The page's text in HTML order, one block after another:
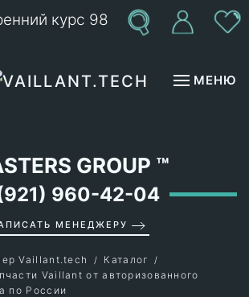
курс 98
МЕНЮ
GROUP ™
960-42-04
МЕНЕДЖЕРУ
Vaillant.tech
Каталог
Vaillant от авторизованного
по России